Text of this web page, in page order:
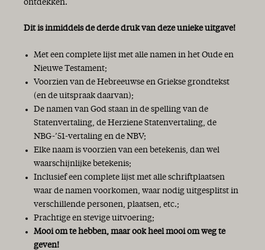
ontdekken.
Dit is inmiddels de derde druk van deze unieke uitgave!
Met een complete lijst met alle namen in het Oude en
Nieuwe Testament;
Voorzien van de Hebreeuwse en Griekse grondtekst
(en de uitspraak daarvan);
De namen van God staan in de spelling van de
Statenvertaling, de Herziene Statenvertaling, de
NBG-’51-vertaling en de NBV;
Elke naam is voorzien van een betekenis, dan wel
waarschijnlijke betekenis;
Inclusief een complete lijst met alle schriftplaatsen
waar de namen voorkomen, waar nodig uitgesplitst in
verschillende personen, plaatsen, etc.;
Prachtige en stevige uitvoering;
Mooi om te hebben, maar ook heel mooi om weg te
geven!